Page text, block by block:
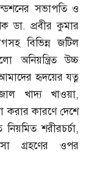
সভাপতি ও
ডা. প্রবীর কুমার
বিভিন্ন জটিল
উচ্চ
হৃদয়ের যত্ন
খাদ্য খাওয়া,
করার কারণে দেশে
শরীরচর্চা,
গ্রহণের ওপর